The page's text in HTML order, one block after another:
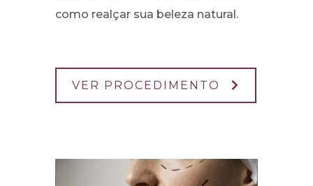
como realçar sua beleza natural.
VER PROCEDIMENTO